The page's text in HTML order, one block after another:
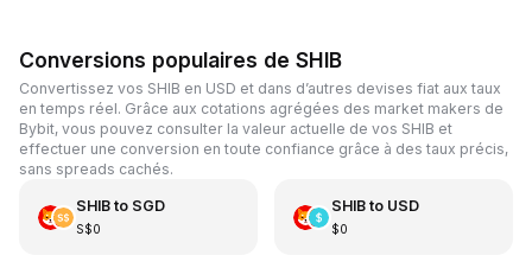
Conversions populaires de SHIB
Convertissez vos SHIB en USD et dans d’autres devises fiat aux taux
en temps réel. Grâce aux cotations agrégées des market makers de
Bybit, vous pouvez consulter la valeur actuelle de vos SHIB et
effectuer une conversion en toute confiance grâce à des taux précis,
sans spreads cachés.
SHIBto SGD
S$0
SHIBto USD
$0